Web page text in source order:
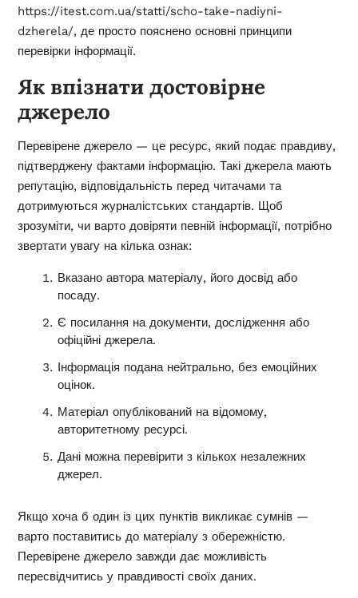
https://itest.com.ua/statti/scho-take-nadiyni-
dzherela/, де просто пояснено основні принципи
перевірки інформації.
Як впізнати достовірне
джерело
Перевірене джерело — це ресурс, який подає правдиву,
підтверджену фактами інформацію. Такі джерела мають
репутацію, відповідальність перед читачами та
дотримуються журналістських стандартів. Щоб
зрозуміти, чи варто довіряти певній інформації, потрібно
звертати увагу на кілька ознак:
Вказано автора матеріалу, його досвід або
посаду.
Є посилання на документи, дослідження або
офіційні джерела.
Інформація подана нейтрально, без емоційних
оцінок.
Матеріал опублікований на відомому,
авторитетному ресурсі.
Дані можна перевірити з кількох незалежних
джерел.
Якщо хоча б один із цих пунктів викликає сумнів —
варто поставитись до матеріалу з обережністю.
Перевірене джерело завжди дає можливість
пересвідчитись у правдивості своїх даних.